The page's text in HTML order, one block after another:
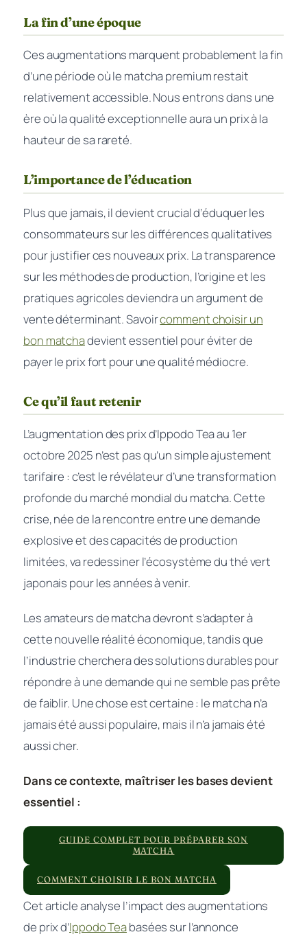
La fin d’une époque
Ces augmentations marquent probablement la fin
d’une période où le matcha premium restait
relativement accessible. Nous entrons dans une
ère oùla qualité exceptionnelle aura un prix à la
hauteur de sa rareté.
L’importance de l’éducation
Plus que jamais, il devient crucial d’éduquer les
consommateurs sur les différences qualitatives
pour justifier ces nouveaux prix. La transparence
sur les méthodes de production, l’origine et les
pratiques agricoles deviendra un argument de
vente déterminant. Savoircomment choisir un
bon matchadevient essentiel pour éviter de
payer le prix fort pour une qualité médiocre.
Ce qu’il faut retenir
L’augmentation des prix d’Ippodo Tea au 1er
octobre 2025 n’est pas qu’un simple ajustement
tarifaire : c’est le révélateur d’une transformation
profonde du marché mondial du matcha. Cette
crise, née de la rencontre entre une demande
explosive et des capacités de production
limitées, va redessiner l’écosystème du thé vert
japonais pour les années à venir.
Les amateurs de matcha devront s’adapter à
cette nouvelle réalité économique, tandis que
l’industrie cherchera des solutions durables pour
répondre à une demande qui ne semble pas prête
de faiblir. Une chose est certaine : le matcha n’a
jamais été aussi populaire, mais il n’a jamais été
aussi cher.
Dans ce contexte, maîtriser les bases devient
essentiel :
GUIDE COMPLET POUR PRÉPARER SON
MATCHA
COMMENT CHOISIR LE BON MATCHA
Cet article analyse l’impact des augmentations
de prix d’Ippodo Teabasées sur l’annonce